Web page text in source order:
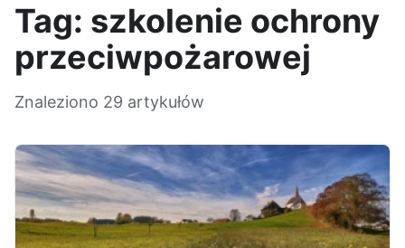
Tag: szkolenie ochrony
przeciwpożarowej
Znaleziono 29 artykułów